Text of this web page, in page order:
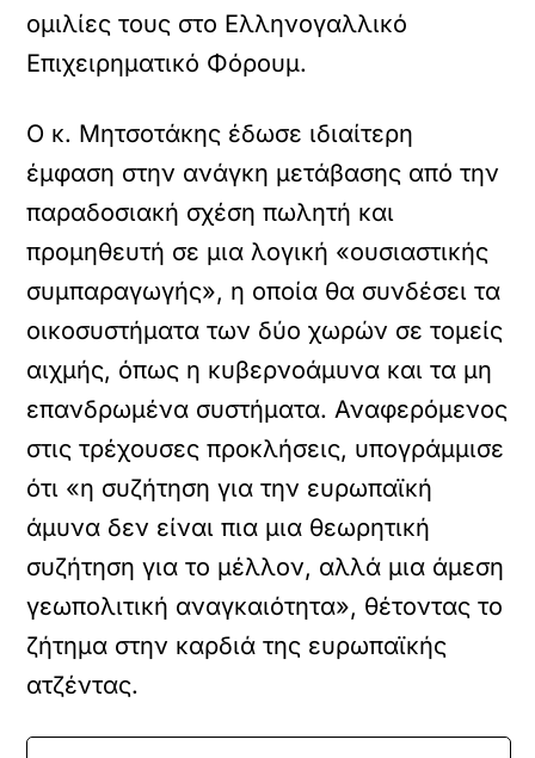
ομιλίες τους στο Ελληνογαλλικό
Επιχειρηματικό Φόρουμ.
Ο κ. Μητσοτάκης έδωσε ιδιαίτερη
έμφαση στην ανάγκη μετάβασης από την
παραδοσιακή σχέση πωλητή και
προμηθευτή σε μια λογική «ουσιαστικής
συμπαραγωγής», η οποία θα συνδέσει τα
οικοσυστήματα των δύο χωρών σε τομείς
αιχμής, όπως η κυβερνοάμυνα και τα μη
επανδρωμένα συστήματα. Αναφερόμενος
στις τρέχουσες προκλήσεις, υπογράμμισε
ότι «η συζήτηση για την ευρωπαϊκή
άμυνα δεν είναι πια μια θεωρητική
συζήτηση για το μέλλον, αλλά μια άμεση
γεωπολιτική αναγκαιότητα», θέτοντας το
ζήτημα στην καρδιά της ευρωπαϊκής
ατζέντας.